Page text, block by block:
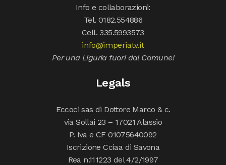
Info e collaborazioni:
Tel. 0182.554886
Cell. 335.5993573
info@imperiatv.it
Per una Liguria fuori dal Comune!
Legals
Eccoci sas di Dottore Marco & c.
via Sollai 23 – 17021 Alassio
P. Iva e CF 01075640092
Iscrizione Cciaa di Savona
Rea n.111223 del 4/2/1997